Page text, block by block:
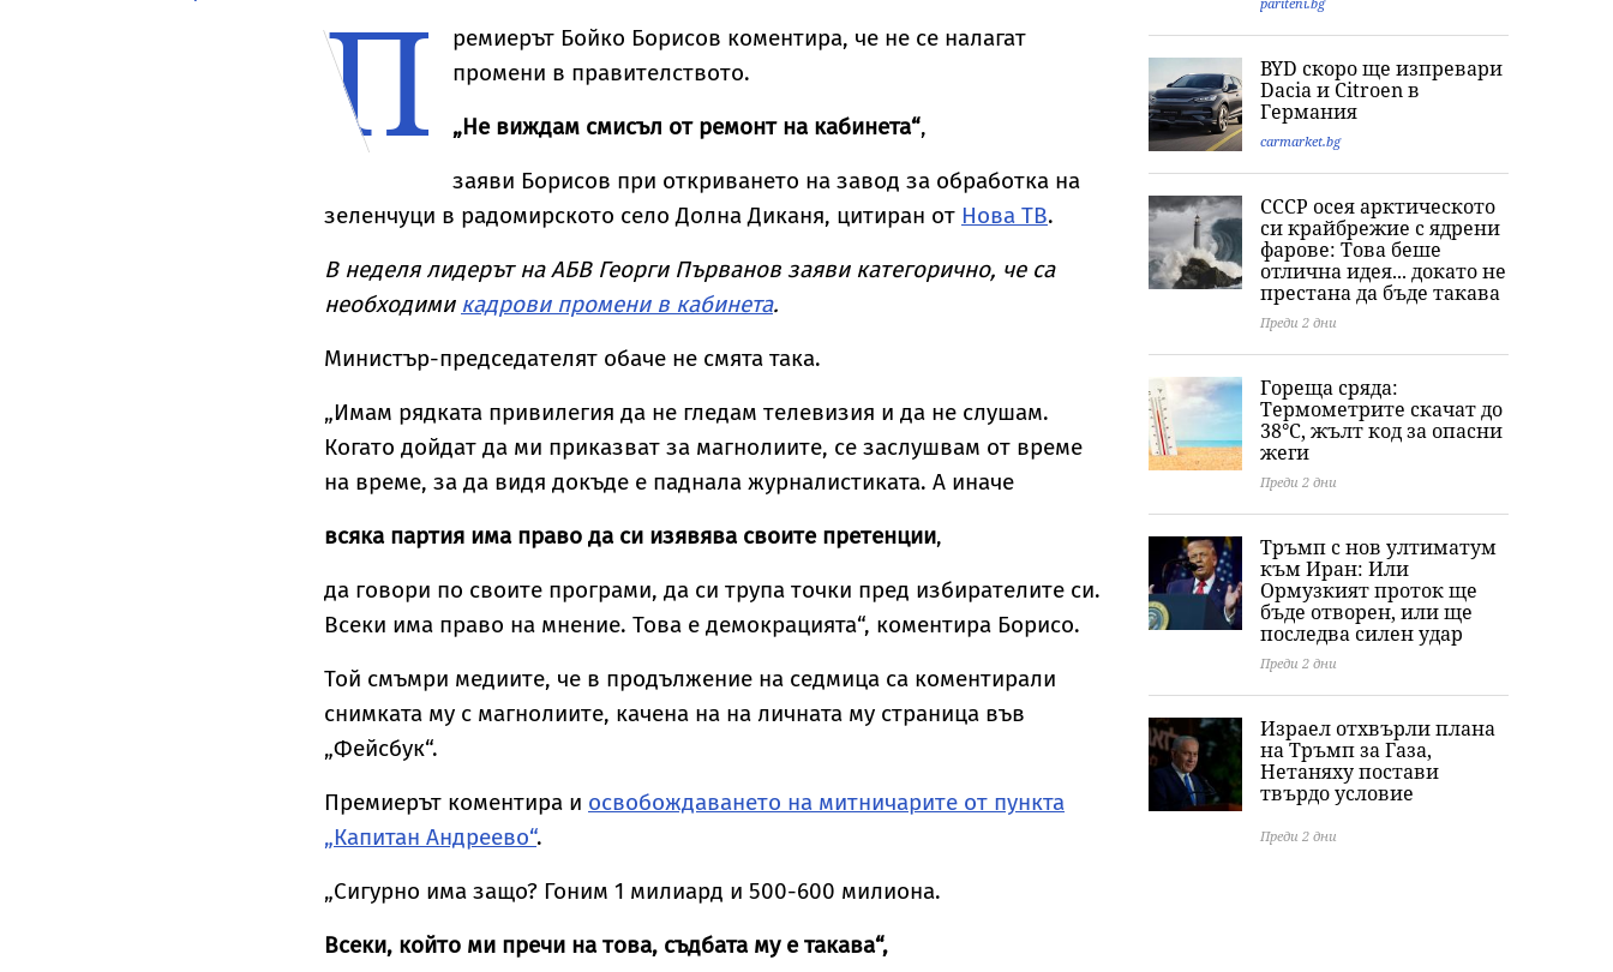
П
ремиерът Бойко Борисов коментира, че не се налагат
промени в правителството.
„Не виждам смисъл от ремонт на кабинета“,
заяви Борисов при откриването на завод за обработка на
зеленчуци в радомирското село Долна Диканя, цитиран от Нова ТВ.
В неделя лидерът на АБВ Георги Първанов заяви категорично, че са
необходими кадрови промени в кабинета.
Министър-председателят обаче не смята така.
„Имам рядката привилегия да не гледам телевизия и да не слушам.
Когато дойдат да ми приказват за магнолиите, се заслушвам от време
на време, за да видя докъде е паднала журналистиката. А иначе
всяка партия има право да си изявява своите претенции,
да говори по своите програми, да си трупа точки пред избирателите си.
Всеки има право на мнение. Това е демокрацията“, коментира Борисо.
Той смъмри медиите, че в продължение на седмица са коментирали
снимката му с магнолиите, качена на на личната му страница във
„Фейсбук“.
Премиерът коментира и освобождаването на митничарите от пункта
„Капитан Андреево“.
„Сигурно има защо? Гоним 1 милиард и 500-600 милиона.
Всеки, който ми пречи на това, съдбата му е такава“,
BYD скоро ще изпревари
Dacia и Citroеn в
Германия
carmarket.bg
СССР осея арктическото
си крайбрежие с ядрени
фарове: Това беше
отлична идея... докато не
престана да бъде такава
Преди 2 дни
Гореща сряда:
Термометрите скачат до
38°C, жълт код за опасни
жеги
Преди 2 дни
Тръмп с нов ултиматум
към Иран: Или
Ормузкият проток ще
бъде отворен, или ще
последва силен удар
Преди 2 дни
Израел отхвърли плана
на Тръмп за Газа,
Нетаняху постави
твърдо условие
Преди 2 дни